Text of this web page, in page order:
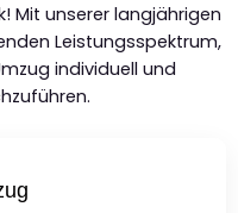
Mit unserer langjährigen
Leistungsspektrum,
individuell und